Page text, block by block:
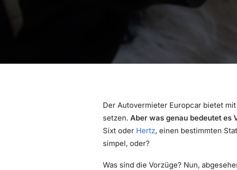
Der Autovermieter Europcar bietet
setzen. Aber was genau bedeutet es
Sixt oder Hertz, einen bestimmten
simpel, oder?
Was sind die Vorzüge? Nun,